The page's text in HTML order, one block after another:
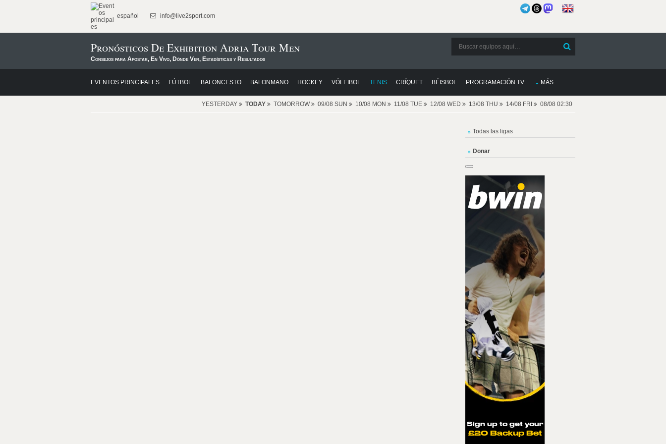
español info@live2sport.com
Pronósticos De Exhibition Adria Tour Men
Consejos para Apostar, En Vivo, Dónde Ver, Estadísticas y Resultados
EVENTOS PRINCIPALES FÚTBOL BALONCESTO BALONMANO HOCKEY VÓLEIBOL TENIS CRÍQUET BÉISBOL PROGRAMACIÓN TV MÁS
YESTERDAY TODAY TOMORROW 09/08 SUN 10/08 MON 11/08 TUE 12/08 WED 13/08 THU 14/08 FRI 08/08 02:30
Todas las ligas
Donar